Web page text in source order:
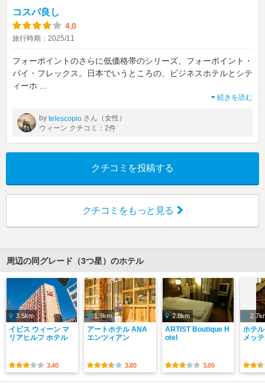
コスパ良し
4.0
旅行時期：2025/11
フォーポイントのさらに低価格帯のシリーズ、フォーポイント・
バイ・フレックス。日本でいうところの、ビジネスホテルとシテ
ィーホ
続きを読む
by telescopio さん（女性）
ウィーン クチコミ：2件
クチコミを投稿する
クチコミをもっと見る
周辺の同グレード（3つ星）のホテル
3.5km
イビス ウィーン マ
リアヒルフ ホテル
3.40
1.9km
アートホテル ANA
エンツィアン
3.80
2.8km
ARTIST Boutique H
otel
3.05
ホテ
メッ